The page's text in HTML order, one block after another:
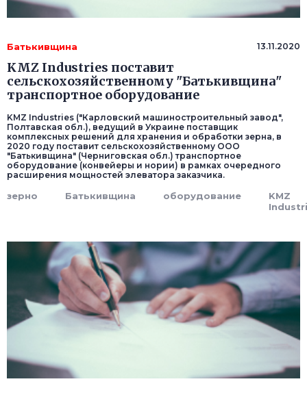
Батькивщина 13.11.2020
KMZ Industries поставит
сельскохозяйственному "Батькивщина"
транспортное оборудование
KMZ Industries ("Карловский машиностроительный завод",
Полтавская обл.), ведущий в Украине поставщик
комплексных решений для хранения и обработки зерна, в
2020 году поставит сельскохозяйственному ООО
"Батькивщина" (Черниговская обл.) транспортное
оборудование (конвейеры и нории) в рамках очередного
расширения мощностей элеватора заказчика.
зерно Батькивщина оборудование
KMZ